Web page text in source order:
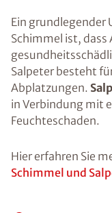
Ein grundlegender
Schimmel ist,
Salpeter besteht
Abplatzungen.
in Verbindung mit
Feuchteschaden.
Hier erfahren Sie
Schimmel und